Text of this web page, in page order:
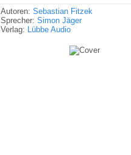
Autoren: Sebastian Fitzek
Sprecher: Simon Jäger
Verlag: Lübbe Audio